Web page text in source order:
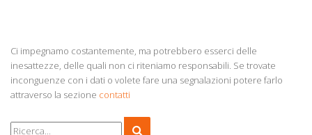
Ci impegnamo costantemente, ma potrebbero esserci delle
inesattezze, delle quali non ci riteniamo responsabili. Se trovate
inconguenze con i dati o volete fare una segnalazioni potere farlo
attraverso la sezione contatti